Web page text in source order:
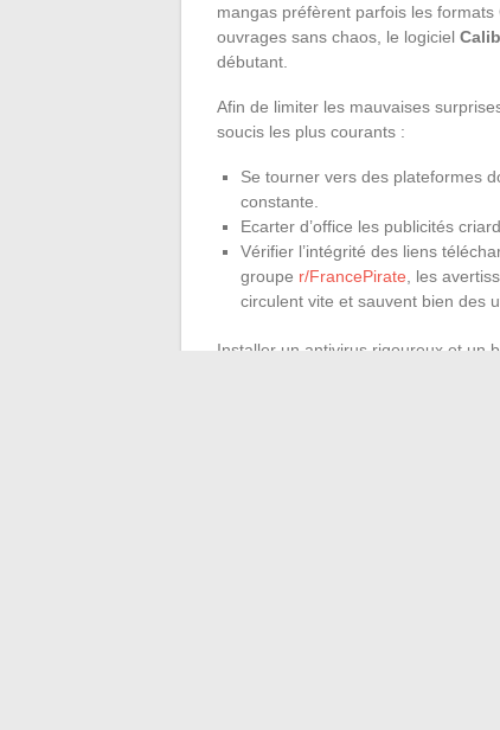
mangas préfèrent parfois les
ouvrages sans chaos, le logiciel
débutant.
Afin de limiter les mauvaises
soucis les plus courants :
Se tourner vers des plateformes
constante.
Ecarter d’office les publicités
Vérifier l’intégrité des liens
groupe r/FrancePirate , les
circulent vite et sauvent bien des
Installer un antivirus rigoureux et un